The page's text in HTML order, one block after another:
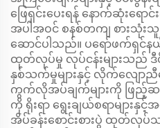
ဖြေရှင်းပေးရန် နောက်ဆုံးရောင်
အပါအဝင် စနစ်တကျ စားသုံးသူ
ဆောင်ပါသည်။ ပရော်ဖက်ရှင်နယ်
ထုတ်လုပ်မှု လုပ်ငန်းများသည် ဒီဇို
နှစ်သက်မှုများနှင့် လိုက်လျောညီ
ကွက်လိုအပ်ချက်များကို ဖြည့်ဆ
ကို ရိုးရာ ရွေးချယ်စရာများနှ
အိပ်ခန်းစောင်းစားပွဲ ထုတ်လုပ်သ